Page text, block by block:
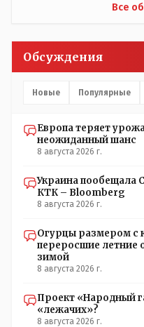
Все
Обсуждения
Новые Популярные
Европа теряет
неожиданный шанс
8 августа 2026 г.
Украина пообещала
КТК – Bloomberg
8 августа 2026 г.
Огурцы размером с
переросшие летние
зимой
8 августа 2026 г.
Проект «Народный
«лежачих»?
8 августа 2026 г.